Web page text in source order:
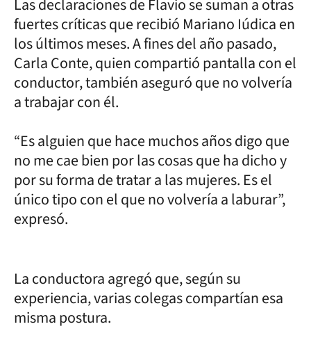
Las declaraciones de Flavio se suman a otras
fuertes críticas que recibió Mariano Iúdica en
los últimos meses. A fines del año pasado,
Carla Conte, quien compartió pantalla con el
conductor, también aseguró que no volvería
a trabajar con él.
“Es alguien que hace muchos años digo que
no me cae bien por las cosas que ha dicho y
por su forma de tratar a las mujeres. Es el
único tipo con el que no volvería a laburar”,
expresó.
La conductora agregó que, según su
experiencia, varias colegas compartían esa
misma postura.